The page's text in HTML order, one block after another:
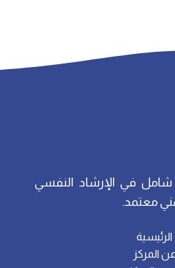
شامل في الإرشاد النفسي
معتمد.
الرئيسية
عن المركز